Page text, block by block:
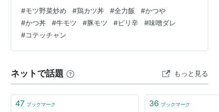
ば、モツにかなりの比重をかけておられるもモツは豚の
もので、以前にモツと名のつくものは、牛モツであった
ので少々肩すかしを喰らったようだ。甲子園の味コテッ
チャンと、よく似た感じだが煮込まれているので、柔ら
ない‥‥‥中の下くらいの出来だろう。 ▼鶏かつ…
#モツ野菜炒め #鶏カツ丼 #全力飯 #かつや
#かつ丼 #牛モツ #豚モツ #ピリ辛 #味噌ダレ
#コテッチャン
ネットで話題 もっと見る
47 ブックマーク 36 ブックマーク